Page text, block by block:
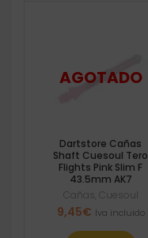
Dartstore Cañas
Shaft Cuesoul Tero
Flights Pink Slim F
43.5mm AK7
Cañas Cuesoul
9,45€ Iva incluido